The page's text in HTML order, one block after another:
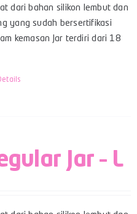
dari bahan silikon lembut dan
yang sudah bersertifikasi
kemasan Jar terdiri dari 18
Jar – L